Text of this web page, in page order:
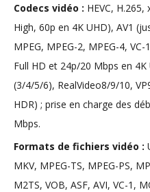
Codecs vidéo : HEVC,
High, 60p en 4K UHD), AV1
MPEG, MPEG-2, MPEG-4,
Full HD et 24p/20 Mbps en 4K
(3/4/5/6), RealVideo8/9/10,
HDR) ; prise en charge des
Mbps.
Formats de fichiers vidéo :
MKV, MPEG-TS, MPEG-PS,
M2TS, VOB, ASF, AVI, VC-1,